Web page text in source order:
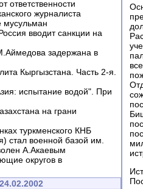
ответственности
журналиста
мусульман
вводит санкции на
задержана в
Кыргызстана. Часть 2-я.
испытание водой". При
на грани
туркменского КНБ
стал военной базой им.
А.Акаевым
округов в